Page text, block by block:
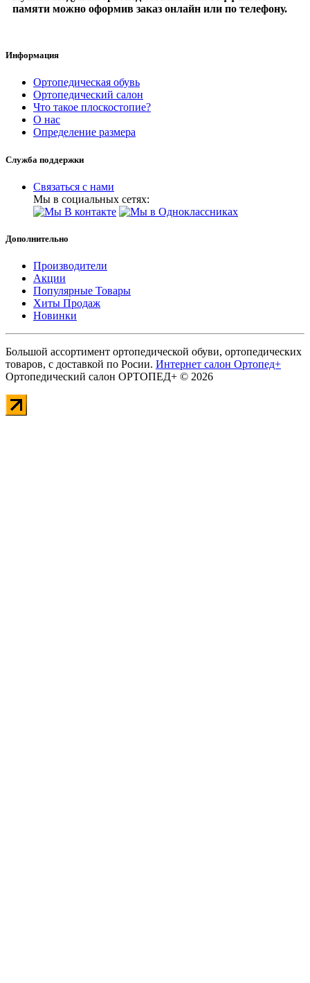
памяти можно оформив заказ онлайн или по телефону.
Информация
Ортопедическая обувь
Ортопедический салон
Что такое плоскостопие?
О нас
Определение размера
Служба поддержки
Связаться с нами
Мы в социальных сетях:
Дополнительно
Производители
Акции
Популярные Товары
Хиты Продаж
Новинки
Большой ассортимент ортопедической обуви, ортопедических
товаров, с доставкой по Росии. Интернет салон Ортопед+
Ортопедический салон ОРТОПЕД+ © 2026